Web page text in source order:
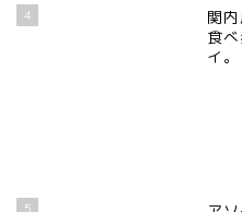
4
関
食
イ。
5